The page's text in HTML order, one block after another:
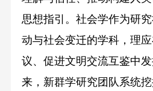
思想指引。社会学作为研
动与社会变迁的学科，理
议、促进文明交流互鉴中
来，新群学研究团队系统